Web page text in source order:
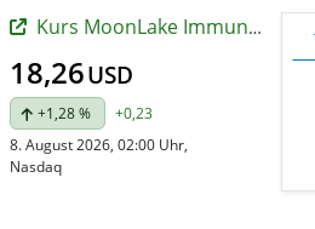
Kurs MoonLake Immunotherapeutics Registered (A)
18,26USD
+1,28 %
+0,23
8. August 2026, 02:00 Uhr,
Nasdaq